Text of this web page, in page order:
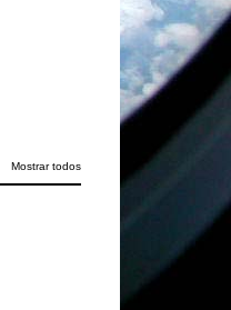
Mostrar todos